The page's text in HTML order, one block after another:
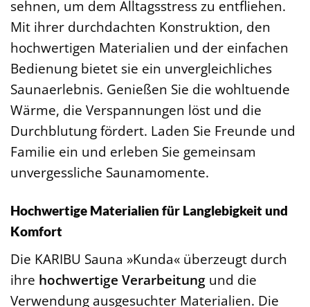
sehnen, um dem Alltagsstress zu entfliehen.
Mit ihrer durchdachten Konstruktion, den
hochwertigen Materialien und der einfachen
Bedienung bietet sie ein unvergleichliches
Saunaerlebnis. Genießen Sie die wohltuende
Wärme, die Verspannungen löst und die
Durchblutung fördert. Laden Sie Freunde und
Familie ein und erleben Sie gemeinsam
unvergessliche Saunamomente.
Hochwertige Materialien für Langlebigkeit und
Komfort
Die KARIBU Sauna »Kunda« überzeugt durch
ihre hochwertige Verarbeitung und die
Verwendung ausgesuchter Materialien. Die